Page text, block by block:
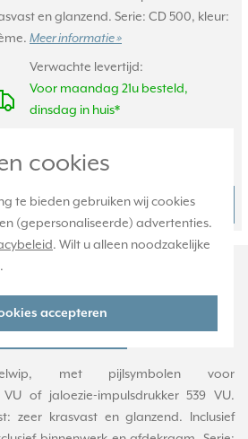
cookies
te bieden gebruiken wij cookies
(gepersonaliseerde) advertenties.
. Wilt u alleen noodzakelijke
.
accepteren
en glanzend. Serie: CD 500, kleur:
Meer informatie »
Verwachte levertijd:
Voor maandag 21u besteld,
dinsdag in huis*
21 stuk(s)
+
- Bestel
met pijlsymbolen voor
of jaloezie-impulsdrukker 539 VU.
zeer krasvast en glanzend. Inclusief